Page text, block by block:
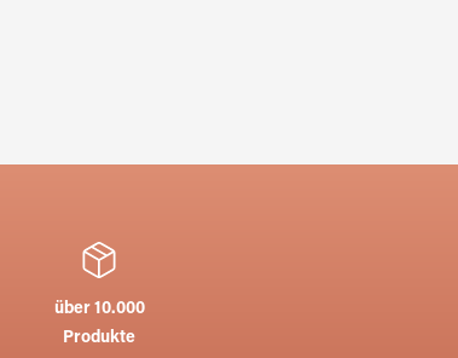
über 10.000
Produkte